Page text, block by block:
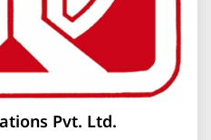
Pvt. Ltd.